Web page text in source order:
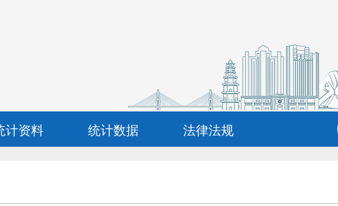
计资料 统计数据 法律法规